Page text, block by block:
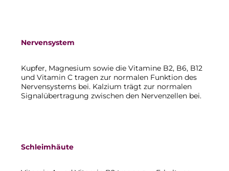
Nervensystem
Kupfer, Magnesium sowie die Vitamine B2, B6, B12
und Vitamin C tragen zur normalen Funktion des
Nervensystems bei. Kalzium trägt zur normalen
Signalübertragung zwischen den Nervenzellen bei.
Schleimhäute